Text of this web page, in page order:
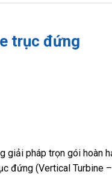
trục đứng
giải pháp trọn gói hoàn
đứng (Vertical Turbine –